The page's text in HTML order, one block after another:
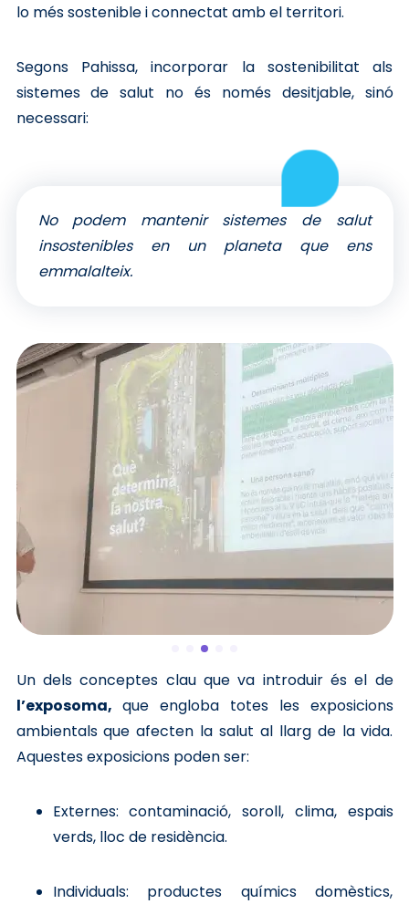
lo més sostenible i connectat amb el territori.
Segons Pahissa, incorporar la sostenibilitat als
sistemes de salut no és només desitjable, sinó
necessari:
No podem mantenir sistemes de salut
insostenibles en un planeta que ens
emmalalteix.
Un dels conceptes clau que va introduir és el de
l’exposoma, que engloba totes les exposicions
ambientals que afecten la salut al llarg de la vida.
Aquestes exposicions poden ser:
Externes: contaminació, soroll, clima, espais
verds, lloc de residència.
Individuals: productes químics domèstics,